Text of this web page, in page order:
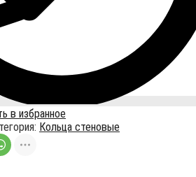
в избранное
Кольца стеновые